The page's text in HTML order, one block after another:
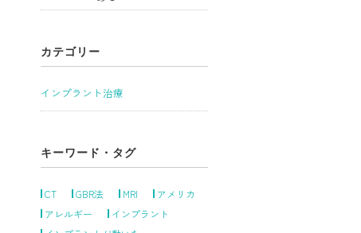
カテゴリー
インプラント治療
キーワード・タグ
CT GBR法 MRI
アメリカ
アレルギー
インプラント